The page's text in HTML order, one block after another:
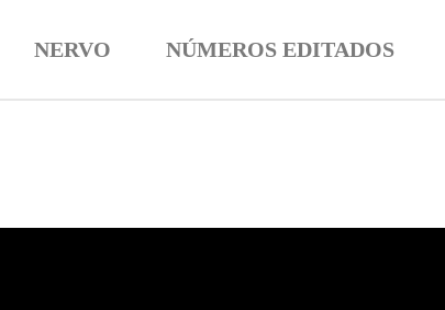
NERVO NÚMEROS EDITADOS